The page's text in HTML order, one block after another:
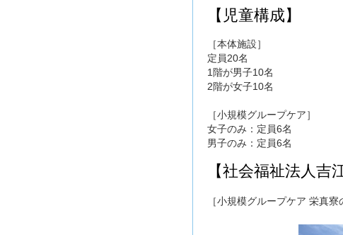
【児童構成】
［本体施設］
定員20名
1階が男子10名
2階が女子10名
［小規模グループケア］
女子のみ：定員6名
男子のみ：定員6名
【社会福祉法人吉
［小規模グループケア 栄真寮